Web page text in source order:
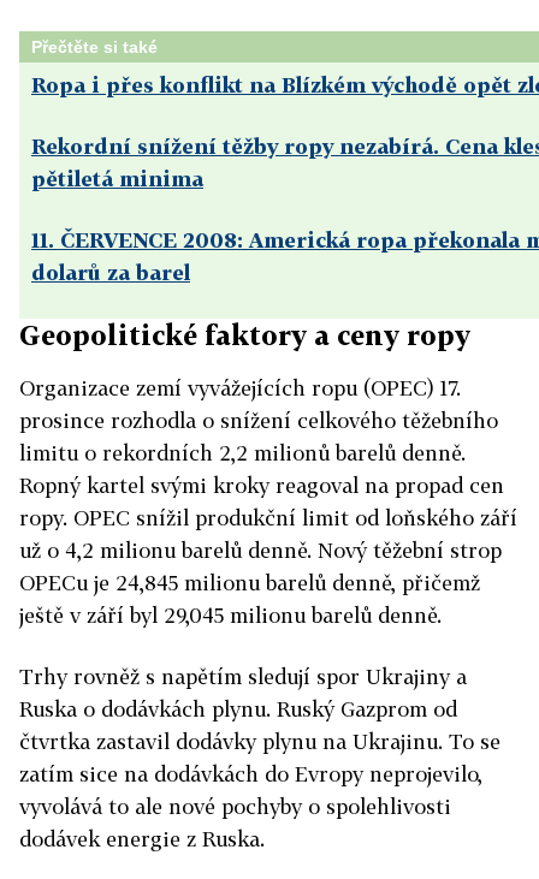
Přečtěte si také
Ropa i přes konflikt na Blízkém východě opět
Rekordní snížení těžby ropy nezabírá. Cena
pětiletá minima
11. ČERVENCE 2008: Americká ropa překonala
dolarů za barel
Geopolitické faktory a ceny ropy
Organizace zemí vyvážejících ropu (OPEC) 17.
prosince rozhodla o snížení celkového těžebního
limitu o rekordních 2,2 milionů barelů denně.
Ropný kartel svými kroky reagoval na propad cen
ropy. OPEC snížil produkční limit od loňského září
už o 4,2 milionu barelů denně. Nový těžební strop
OPECu je 24,845 milionu barelů denně, přičemž
ještě v září byl 29,045 milionu barelů denně.
Trhy rovněž s napětím sledují spor Ukrajiny a
Ruska o dodávkách plynu. Ruský Gazprom od
čtvrtka zastavil dodávky plynu na Ukrajinu. To se
zatím sice na dodávkách do Evropy neprojevilo,
vyvolává to ale nové pochyby o spolehlivosti
dodávek energie z Ruska.